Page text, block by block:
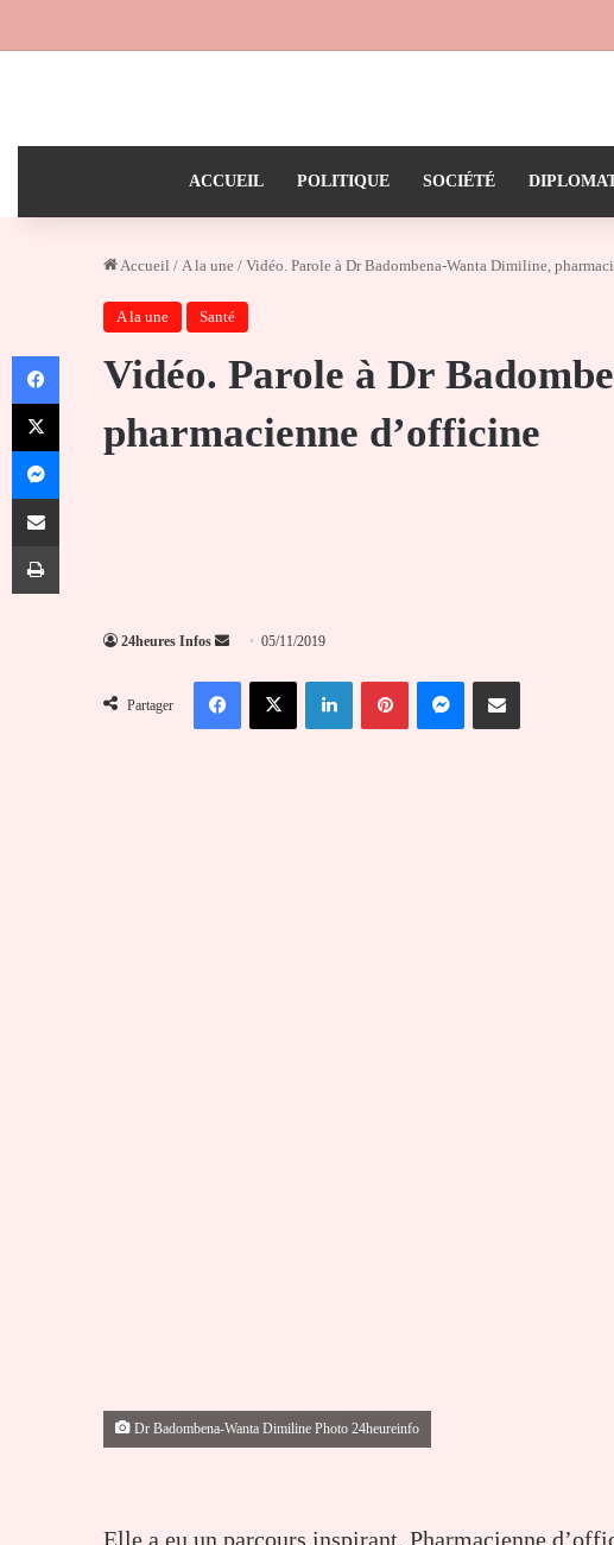
ACCUEIL POLITIQUE SOCIÉTÉ
Accueil / A la une / Vidéo. Parole à Dr Badombena-Wanta Dimiline,
A la une Santé
Vidéo. Parole à Dr
pharmacienne d’officine
24heures Infos
Envoyer
courriel
05/11/2019
Partager
FacebookX LinkedinPinterestMessengerPartager par email
Dr Badombena-Wanta Dimiline Photo 24heureinfo
Elle a eu un parcours inspirant. Pharmacienne
Facebook
X
Messenger
Partager par email